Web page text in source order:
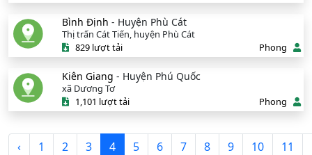
Bình Định - Huyện Phù Cát
Thị trấn Cát Tiến, huyện Phù Cát
829 lượt tải
Phong
Kiên Giang - Huyện Phú Quốc
xã Dương Tơ
1,101 lượt tải
Phong
‹ 1 2 3 4 5 6 7 8 9 10 11